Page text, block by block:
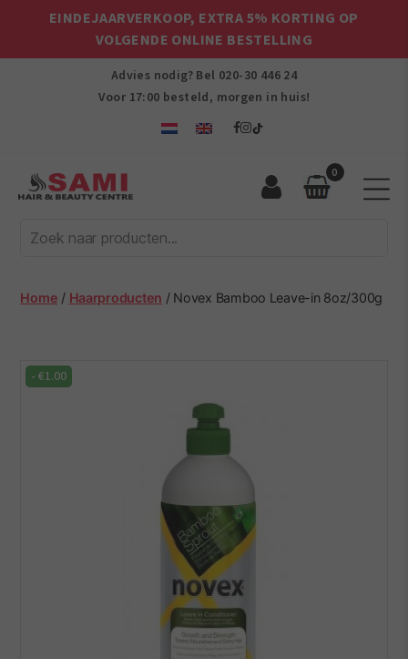
EINDEJAARVERKOOP, EXTRA 5% KORTING OP
VOLGENDE ONLINE BESTELLING
Advies nodig? Bel 020-30 446 24
Voor 17:00 besteld, morgen in huis!
Afro
Hair
Beauty
Centre
0
Home / Haarproducten / Novex Bamboo Leave-in 8oz/300g
-€1.00